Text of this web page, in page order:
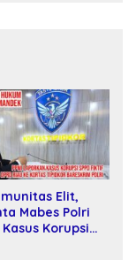
Elit,
Mabes Polri
Korupsi